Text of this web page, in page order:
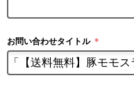
お問い合わせタイトル ＊